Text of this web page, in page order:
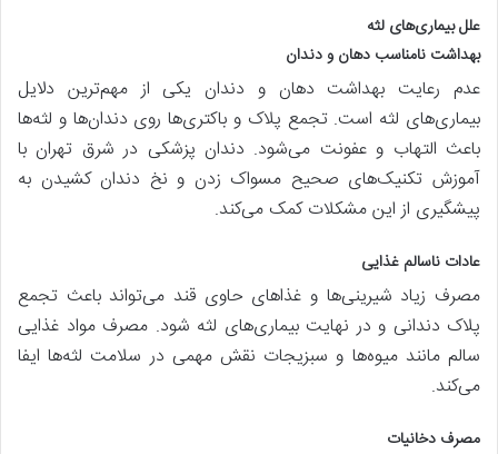
علل بیماری‌های لثه
بهداشت نامناسب دهان و دندان
عدم رعایت بهداشت دهان و دندان یکی از مهم‌ترین دلایل
بیماری‌های لثه است. تجمع پلاک و باکتری‌ها روی دندان‌ها و لثه‌ها
باعث التهاب و عفونت می‌شود. دندان پزشکی در شرق تهران با
آموزش تکنیک‌های صحیح مسواک زدن و نخ دندان کشیدن به
پیشگیری از این مشکلات کمک می‌کند.
عادات ناسالم غذایی
مصرف زیاد شیرینی‌ها و غذاهای حاوی قند می‌تواند باعث تجمع
پلاک دندانی و در نهایت بیماری‌های لثه شود. مصرف مواد غذایی
سالم مانند میوه‌ها و سبزیجات نقش مهمی در سلامت لثه‌ها ایفا
می‌کند.
مصرف دخانیات